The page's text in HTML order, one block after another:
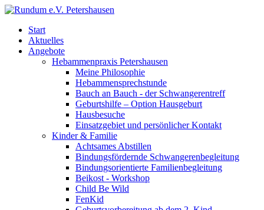
Start
Aktuelles
Angebote
Hebammenpraxis Petershausen
Meine Philosophie
Hebammensprechstunde
Bauch an Bauch - der Schwangerentreff
Geburtshilfe – Option Hausgeburt
Hausbesuche
Einsatzgebiet und persönlicher Kontakt
Kinder & Familie
Achtsames Abstillen
Bindungsfördernde Schwangerenbegleitung
Bindungsorientierte Familienbegleitung
Beikost - Workshop
Child Be Wild
FenKid